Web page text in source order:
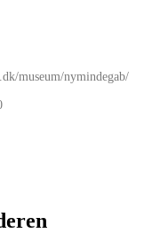
museum/nymindegab/